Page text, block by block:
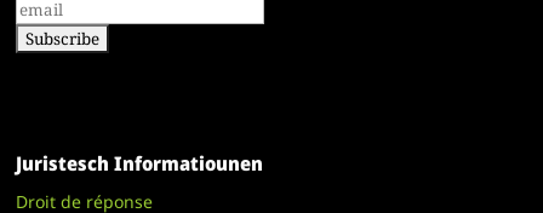
Juristesch Informatiounen
Droit de réponse